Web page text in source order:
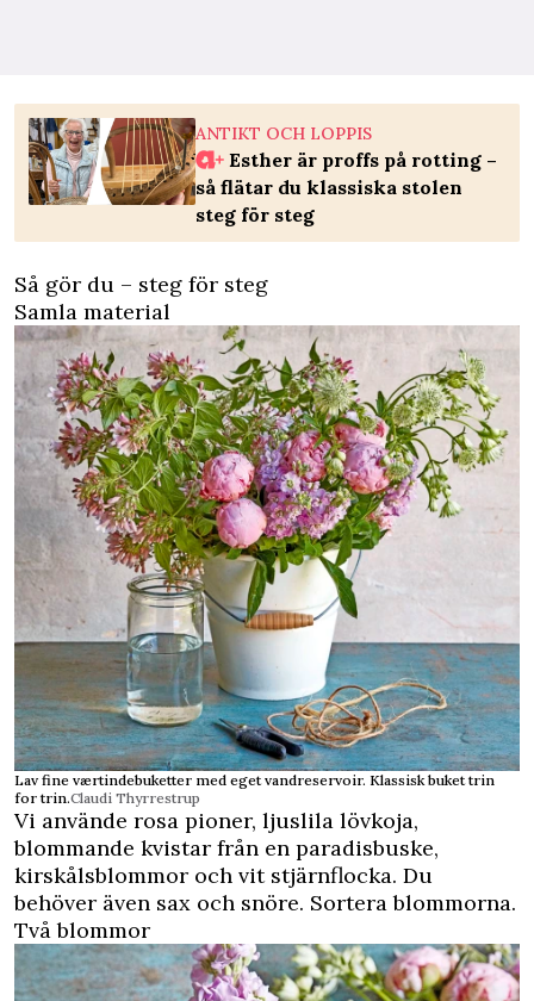
ANTIKT OCH LOPPIS
Esther är proffs på rotting –
så flätar du klassiska stolen
steg för steg
Så gör du – steg för steg
Samla material
Lav fine værtindebuketter med eget vandreservoir. Klassisk buket trin
for trin.Claudi Thyrrestrup
Vi använde rosa pioner, ljuslila lövkoja,
blommande kvistar från en paradisbuske,
kirskålsblommor och vit stjärnflocka. Du
behöver även sax och snöre. Sortera blommorna.
Två blommor